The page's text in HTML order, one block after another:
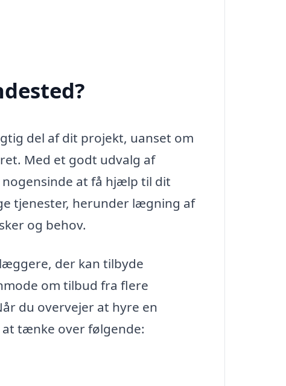
del af dit projekt, uanset om
Med et godt udvalg af
at få hjælp til dit
tjenester, herunder lægning af
og behov.
der kan tilbyde
om tilbud fra flere
du overvejer at hyre en
tænke over følgende: